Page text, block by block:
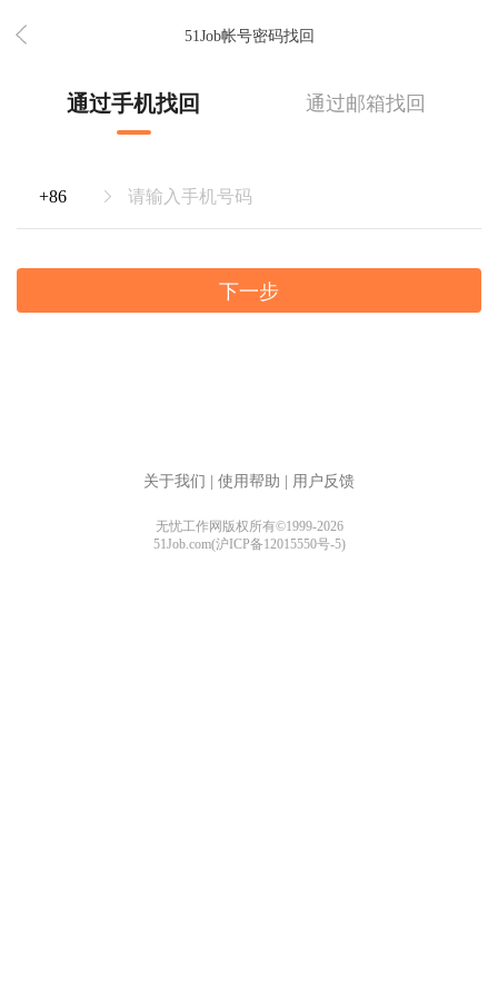
51Job帐号密码找回
通过手机找回 通过邮箱找回
下一步
关于我们 使用帮助 用户反馈
无忧工作网版权所有©1999-2026
51Job.com(沪ICP备12015550号-5)